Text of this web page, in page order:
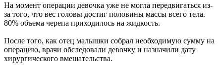
На момент операции девочка уже не могла передвигаться из-
за того, что вес головы достиг половины массы всего тела.
80% объема черепа приходилось на жидкость.
После того, как отец малышки собрал необходимую сумму на
операцию, врачи обследовали девочку и назначили дату
хирургического вмешательства.